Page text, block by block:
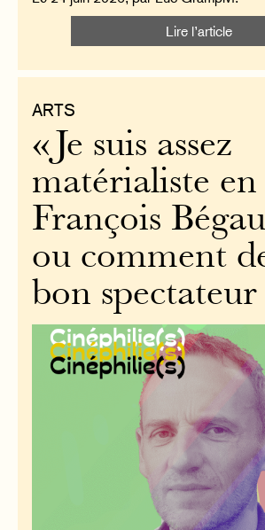
Lire l’article
ARTS
« Je suis assez
matérialiste en
François
ou comment
bon spectateur